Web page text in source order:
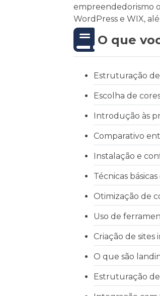
empreendedorismo
WordPress e WIX,
O que
Estruturação
Escolha de
Introdução às
Comparativo
Instalação e
Técnicas
Otimização de
Uso de
Criação de
O que são
Estruturação